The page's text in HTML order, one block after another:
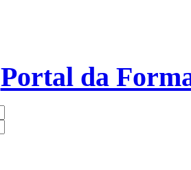
Portal da